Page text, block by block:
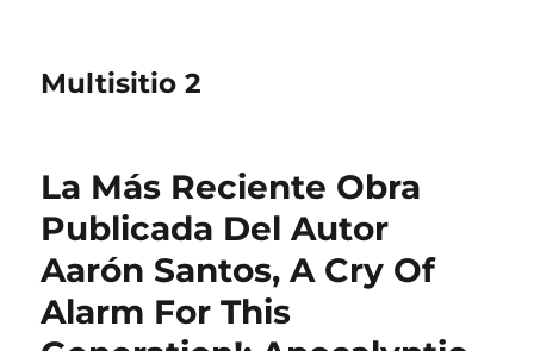
Multisitio 2
La Más Reciente Obra
Publicada Del Autor
Aarón Santos, A Cry Of
Alarm For This